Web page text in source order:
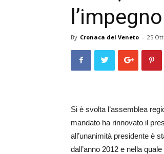
By Cronaca del Veneto - 25
Si è svolta l’assemblea
mandato ha rinnovato il
all’unanimità presidente è
dall’anno 2012 e nella